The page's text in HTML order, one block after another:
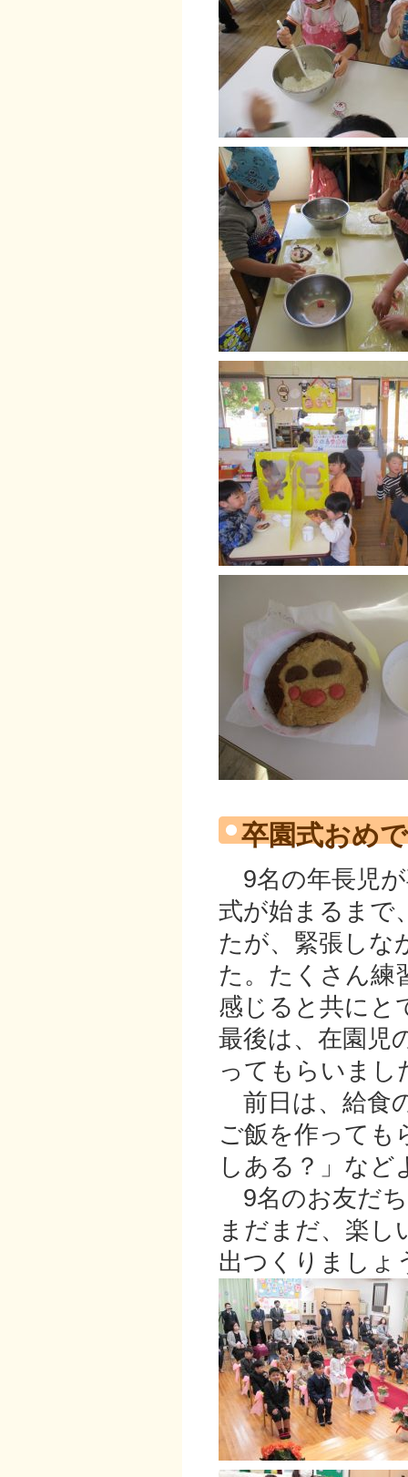
卒園式おめ
9名の年長児
式が始まるまで
たが、緊張しな
た。たくさん練
感じると共にと
最後は、在園児
ってもらいまし
前日は、給食
ご飯を作っても
しある？」な
9名のお友だ
まだまだ、楽し
出つくりましょ